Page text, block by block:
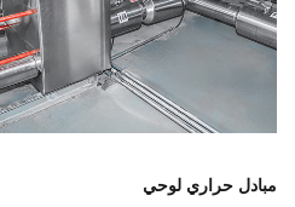
مبادل حراري لوحي